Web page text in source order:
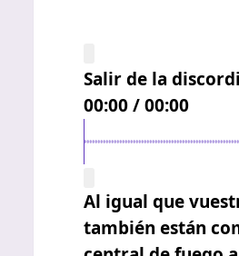
Salir de la
00:00 / 00:00
Al igual que
también están